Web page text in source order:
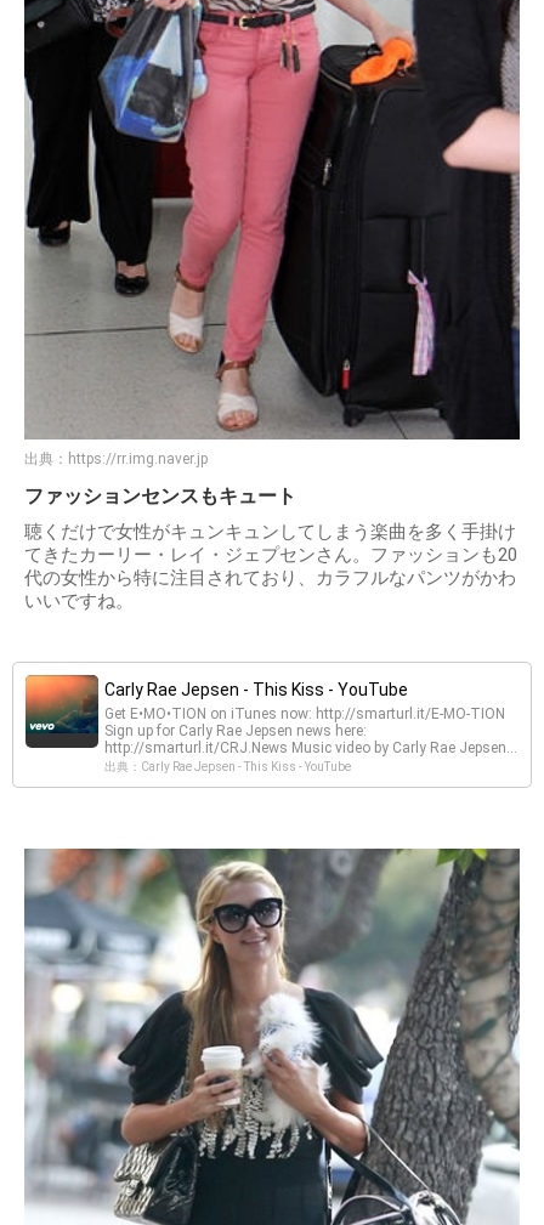
出典： https://rr.img.naver.jp
ファッションセンスもキュート
聴くだけで女性がキュンキュンしてしまう楽曲を多く手掛け
てきたカーリー・レイ・ジェプセンさん。ファッションも20
代の女性から特に注目されており、カラフルなパンツがかわ
いいですね。
Carly Rae Jepsen - This Kiss - YouTube
Get E•MO•TION on iTunes now: http://smarturl.it/E-MO-TION
Sign up for Carly Rae Jepsen news here:
http://smarturl.it/CRJ.News Music video by Carly Rae Jepsen...
出典：Carly Rae Jepsen - This Kiss - YouTube